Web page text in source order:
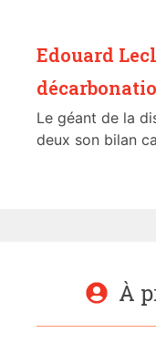
Edouard
Le géant de la
deux son bilan
À